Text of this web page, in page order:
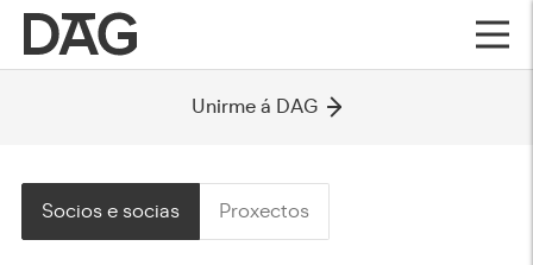
Unirme á DAG
Socios e socias Proxectos